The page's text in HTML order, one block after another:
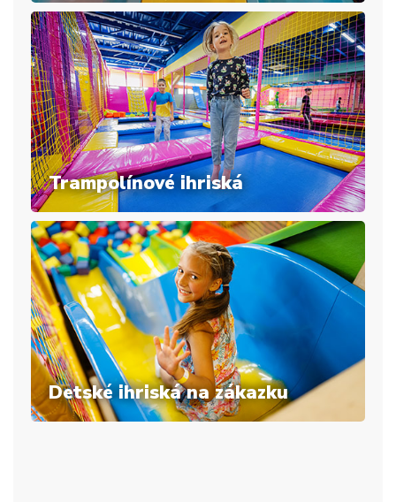
Trampolínové ihriská
Detské ihriská na zákazku